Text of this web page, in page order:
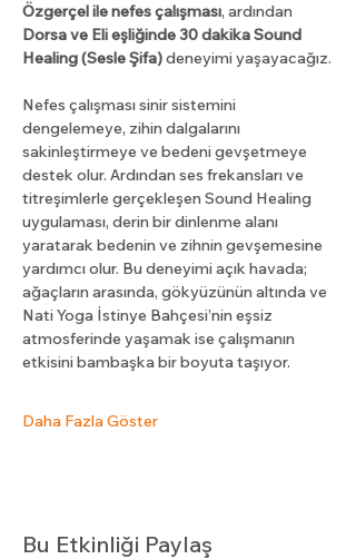
Özgerçel ile nefes çalışması, ardından
Dorsa ve Eli eşliğinde 30 dakika Sound
Healing (Sesle Şifa) deneyimi yaşayacağız.
Nefes çalışması sinir sistemini
dengelemeye, zihin dalgalarını
sakinleştirmeye ve bedeni gevşetmeye
destek olur. Ardından ses frekansları ve
titreşimlerle gerçekleşen Sound Healing
uygulaması, derin bir dinlenme alanı
yaratarak bedenin ve zihnin gevşemesine
yardımcı olur. Bu deneyimi açık havada;
ağaçların arasında, gökyüzünün altında ve
Nati Yoga İstinye Bahçesi’nin eşsiz
atmosferinde yaşamak ise çalışmanın
etkisini bambaşka bir boyuta taşıyor.
Daha Fazla Göster
Bu Etkinliği Paylaş